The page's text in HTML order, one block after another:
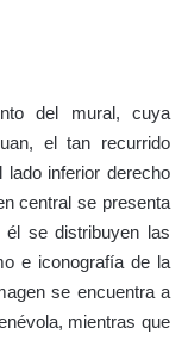
del mural, cuya
el tan recurrido
lado inferior derecho
central se presenta
se distribuyen las
e iconografía de la
se encuentra a
mientras que